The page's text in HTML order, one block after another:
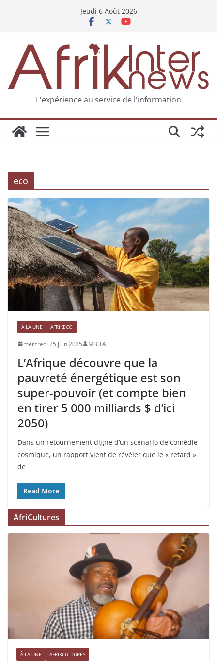
Jeudi 6 Août 2026
L'expérience au service de l'information
eco
À LA UNE AFRIKECO
mercredi 25 juin 2025 MBITA
L’Afrique découvre que la
pauvreté énergétique est son
super-pouvoir (et compte bien
en tirer 5 000 milliards $ d’ici
2050)
Dans un retournement digne d’un scénario de comédie
cosmique, un rapport vient de révéler que le « retard »
de
Read More
AfriCultures
À LA UNE AFRIKCULTURES